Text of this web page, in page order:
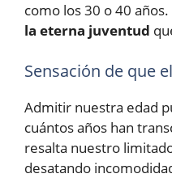
como los 30 o 40
la eterna juventud
Sensación de que
Admitir nuestra edad
cuántos años han
resalta nuestro
desatando